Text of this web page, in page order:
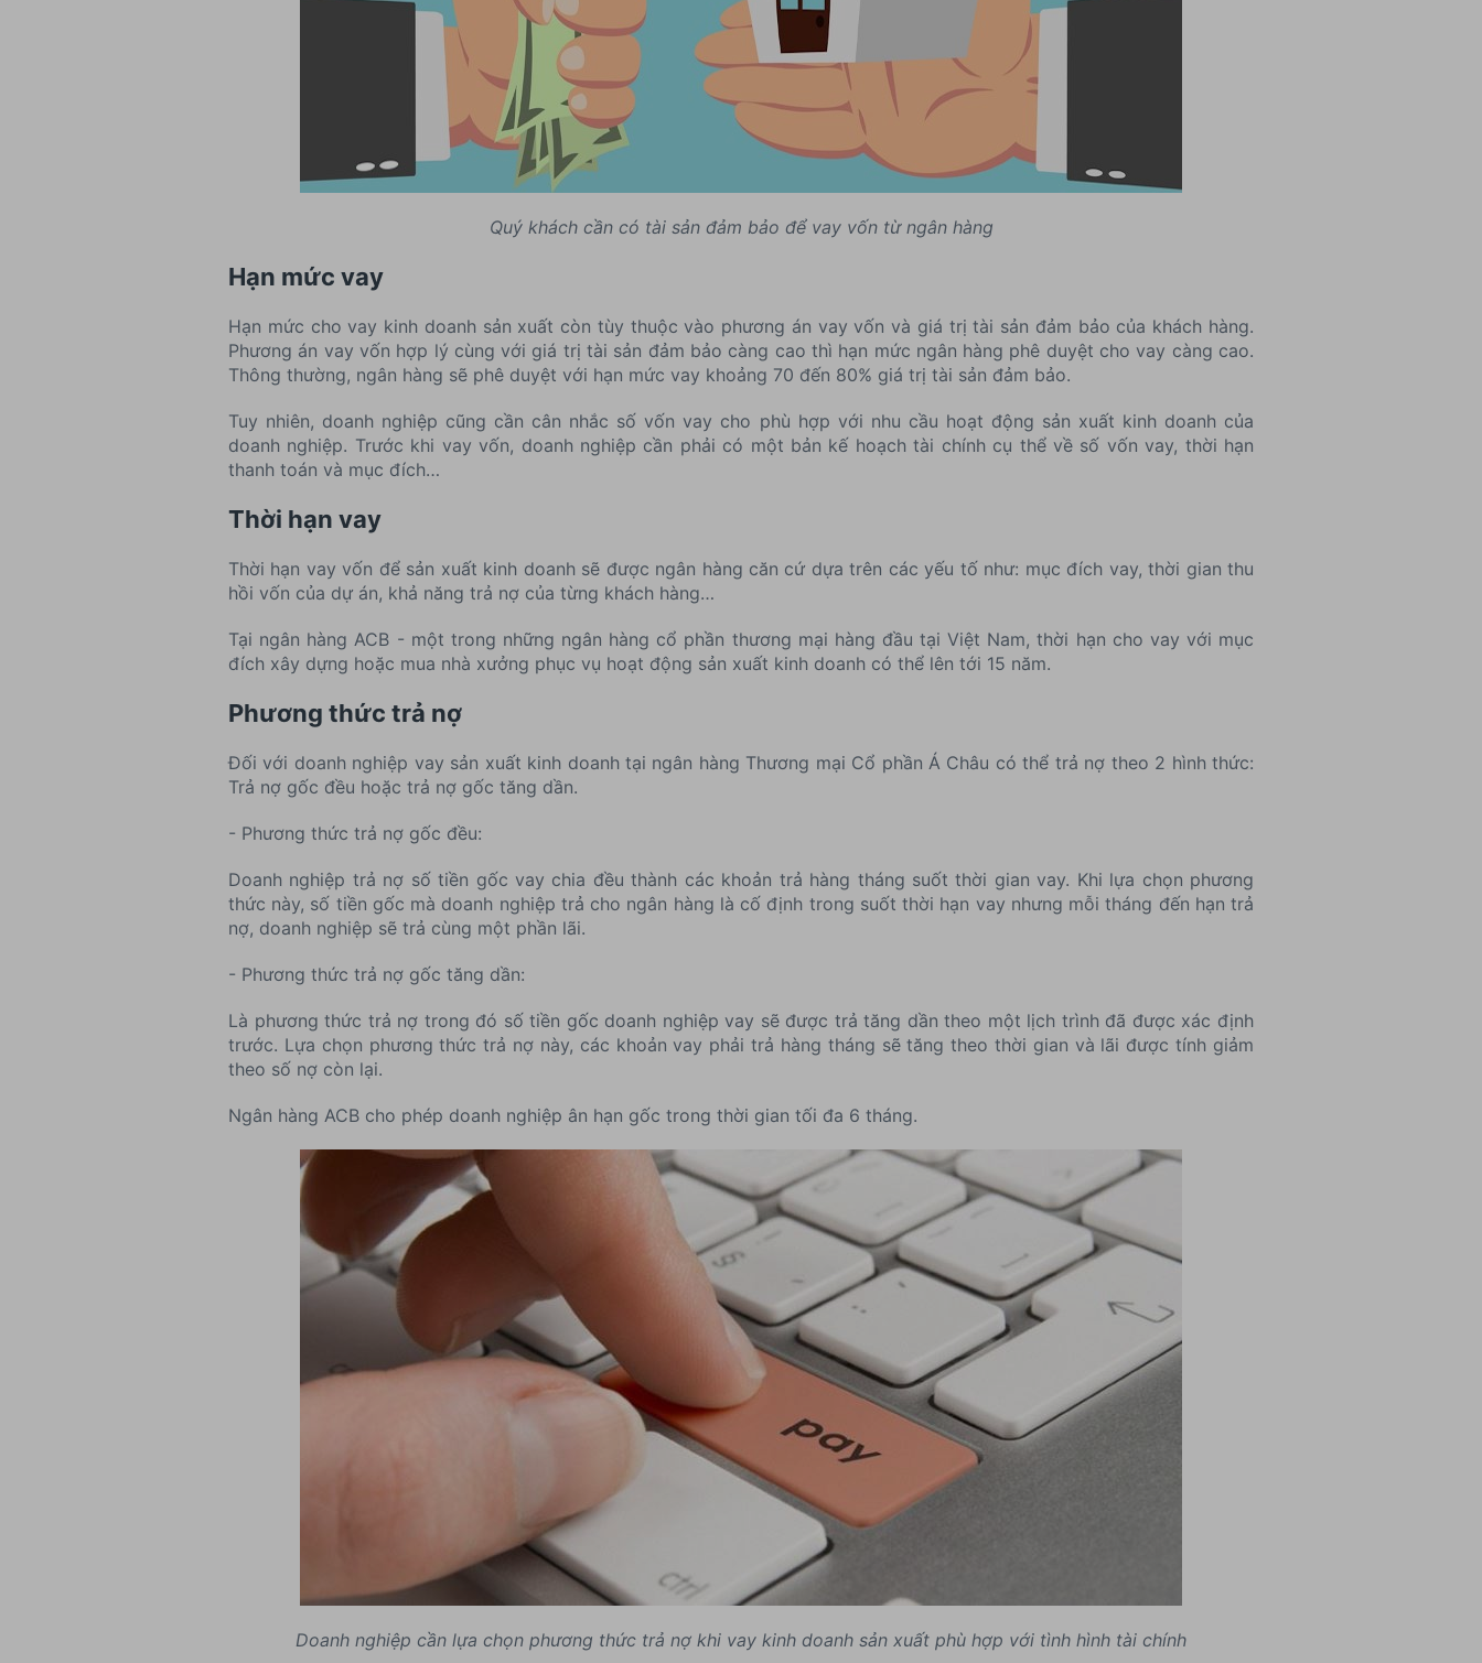
Quý khách cần có tài sản đảm bảo để vay vốn từ ngân hàng
Hạn mức vay
Hạn mức cho vay kinh doanh sản xuất còn tùy thuộc vào phương án vay vốn và giá trị tài sản đảm bảo của khách hàng.
Phương án vay vốn hợp lý cùng với giá trị tài sản đảm bảo càng cao thì hạn mức ngân hàng phê duyệt cho vay càng cao.
Thông thường, ngân hàng sẽ phê duyệt với hạn mức vay khoảng 70 đến 80% giá trị tài sản đảm bảo.
Tuy nhiên, doanh nghiệp cũng cần cân nhắc số vốn vay cho phù hợp với nhu cầu hoạt động sản xuất kinh doanh của
doanh nghiệp. Trước khi vay vốn, doanh nghiệp cần phải có một bản kế hoạch tài chính cụ thể về số vốn vay, thời hạn
thanh toán và mục đích…
Thời hạn vay
Thời hạn vay vốn để sản xuất kinh doanh sẽ được ngân hàng căn cứ dựa trên các yếu tố như: mục đích vay, thời gian thu
hồi vốn của dự án, khả năng trả nợ của từng khách hàng…
Tại ngân hàng ACB - một trong những ngân hàng cổ phần thương mại hàng đầu tại Việt Nam, thời hạn cho vay với mục
đích xây dựng hoặc mua nhà xưởng phục vụ hoạt động sản xuất kinh doanh có thể lên tới 15 năm.
Phương thức trả nợ
Đối với doanh nghiệp vay sản xuất kinh doanh tại ngân hàng Thương mại Cổ phần Á Châu có thể trả nợ theo 2 hình thức:
Trả nợ gốc đều hoặc trả nợ gốc tăng dần.
- Phương thức trả nợ gốc đều:
Doanh nghiệp trả nợ số tiền gốc vay chia đều thành các khoản trả hàng tháng suốt thời gian vay. Khi lựa chọn phương
thức này, số tiền gốc mà doanh nghiệp trả cho ngân hàng là cố định trong suốt thời hạn vay nhưng mỗi tháng đến hạn trả
nợ, doanh nghiệp sẽ trả cùng một phần lãi.
- Phương thức trả nợ gốc tăng dần:
Là phương thức trả nợ trong đó số tiền gốc doanh nghiệp vay sẽ được trả tăng dần theo một lịch trình đã được xác định
trước. Lựa chọn phương thức trả nợ này, các khoản vay phải trả hàng tháng sẽ tăng theo thời gian và lãi được tính giảm
theo số nợ còn lại.
Ngân hàng ACB cho phép doanh nghiệp ân hạn gốc trong thời gian tối đa 6 tháng.
Doanh nghiệp cần lựa chọn phương thức trả nợ khi vay kinh doanh sản xuất phù hợp với tình hình tài chính